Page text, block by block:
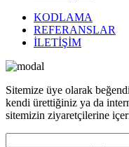
KODLAMA
REFERANSLAR
İLETİŞİM
Sitemize üye olarak
kendi ürettiğiniz ya da
sitemizin ziyaretçilerine